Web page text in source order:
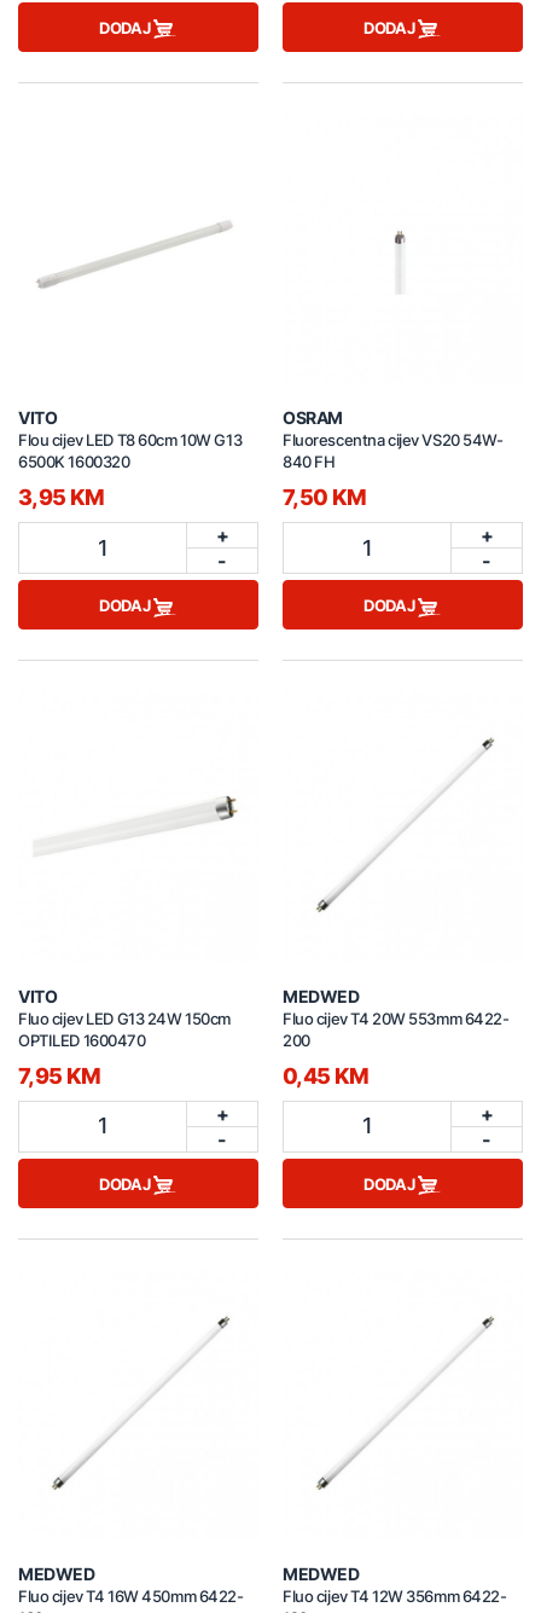
DODAJ DODAJ
VITO
Flou cijev LED T8 60cm 10W G13
6500K 1600320
3,95 KM
1
+
-
DODAJ
OSRAM
Fluorescentna cijev VS20 54W-
840 FH
7,50 KM
1
+
-
DODAJ
VITO
Fluo cijev LED G13 24W 150cm
OPTILED 1600470
7,95 KM
1
+
-
DODAJ
MEDWED
Fluo cijev T4 20W 553mm 6422-
200
0,45 KM
1
+
-
DODAJ
MEDWED
Fluo cijev T4 16W 450mm 6422-
MEDWED
Fluo cijev T4 12W 356mm 6422-